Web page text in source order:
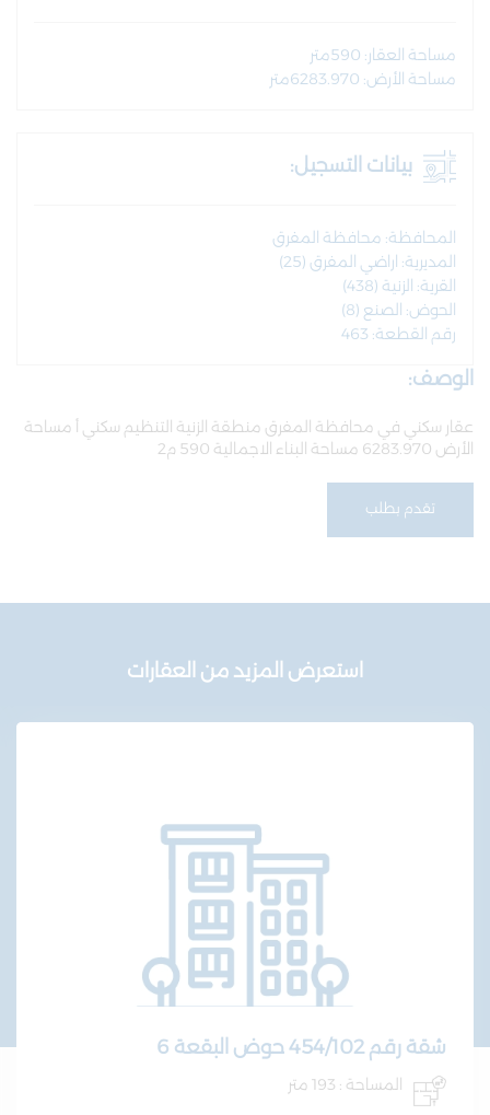
مساحة العقار: 590متر
مساحة الأرض: 6283.970متر
بيانات التسجيل:
المحافظة: محافظة المفرق
المديرية: اراضي المفرق (25)
القرية: الزنية (438)
الحوض: الصنع (8)
رقم القطعة: 463
الوصف:
عقار سكني في محافظة المفرق منطقة الزنية التنظيم سكني أ مساحة
الأرض 6283.970 مساحة البناء الاجمالية 590 م2
تقدم بطلب
استعرض المزيد من العقارات
شقة رقم 454/102 حوض البقعة 6
المساحة : 193 متر